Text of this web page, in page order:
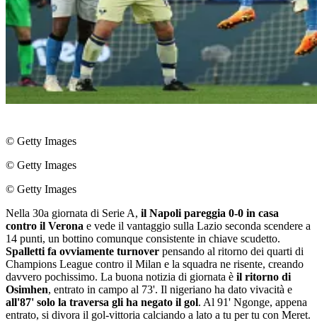
© Getty Images
© Getty Images
© Getty Images
Nella 30a giornata di Serie A, il Napoli pareggia 0-0 in casa
contro il Verona e vede il vantaggio sulla Lazio seconda scendere a
14 punti, un bottino comunque consistente in chiave scudetto.
Spalletti fa ovviamente turnover pensando al ritorno dei quarti di
Champions League contro il Milan e la squadra ne risente, creando
davvero pochissimo. La buona notizia di giornata è il ritorno di
Osimhen, entrato in campo al 73'. Il nigeriano ha dato vivacità e
all'87' solo la traversa gli ha negato il gol. Al 91' Ngonge, appena
entrato, si divora il gol-vittoria calciando a lato a tu per tu con Meret.